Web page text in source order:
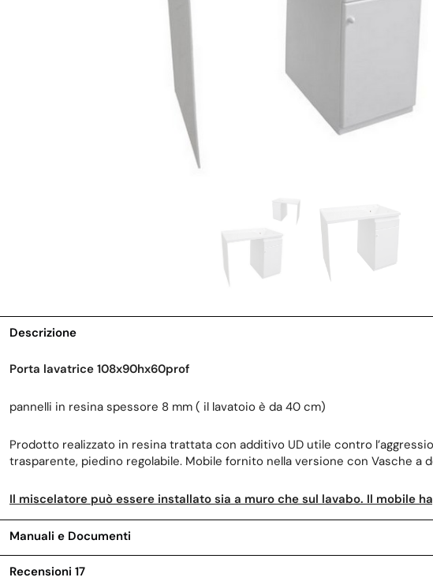
Descrizione
Porta lavatrice 108x90hx60prof
pannelli in resina spessore 8 mm ( il lavatoio è da 40 cm)
Prodotto realizzato in resina trattata con additivo UD utile contro
trasparente, piedino regolabile. Mobile fornito nella versione con Vasche a
Il miscelatore può essere installato sia a muro che sul lavabo. Il mobile
Manuali e Documenti
Recensioni 17